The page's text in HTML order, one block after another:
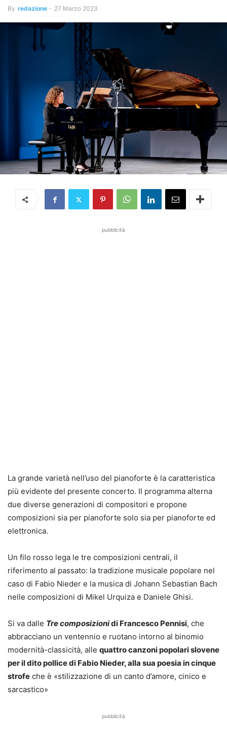
By redazione - 27 Marzo 2023
pubblicità
La grande varietà nell’uso del pianoforte è la caratteristica
più evidente del presente concerto. Il programma alterna
due diverse generazioni di compositori e propone
composizioni sia per pianoforte solo sia per pianoforte ed
elettronica.
Un filo rosso lega le tre composizioni centrali, il
riferimento al passato: la tradizione musicale popolare nel
caso di Fabio Nieder e la musica di Johann Sebastian Bach
nelle composizioni di Mikel Urquiza e Daniele Ghisi.
Si va dalle Tre composizionidi Francesco Pennisi, che
abbracciano un ventennio e ruotano intorno al binomio
modernità-classicità, alle quattro canzoni popolari slovene
per il dito pollice di Fabio Nieder, alla sua poesia in cinque
strofe che è «stilizzazione di un canto d’amore, cinico e
sarcastico»
pubblicità